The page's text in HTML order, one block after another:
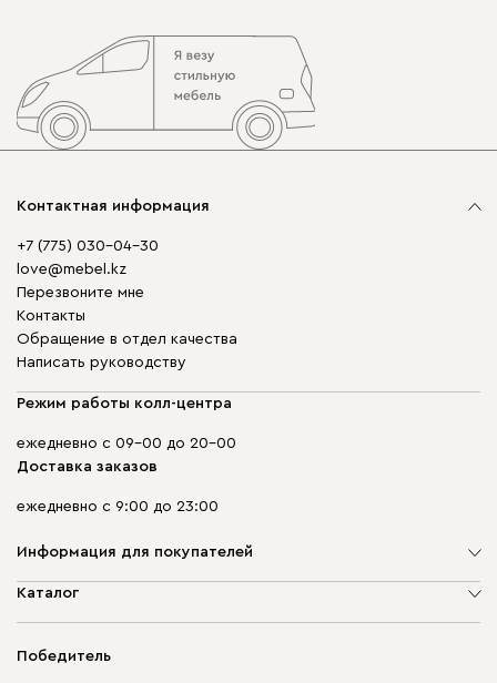
Контактная информация
+7 (775) 030-04-30
love@mebel.kz
Перезвоните мне
Контакты
Обращение в отдел качества
Написать руководству
Режим работы колл-центра
ежедневно с 09-00 до 20-00
Доставка заказов
ежедневно с 9:00 до 23:00
Информация для покупателей
О компании
Гарантия
Каталог
Корпусная мебель
Победитель